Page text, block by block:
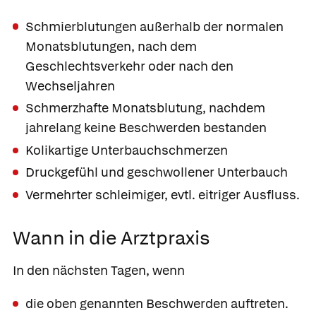
Schmierblutungen außerhalb der normalen
Monatsblutungen, nach dem
Geschlechtsverkehr oder nach den
Wechseljahren
Schmerzhafte Monatsblutung, nachdem
jahrelang keine Beschwerden bestanden
Kolikartige Unterbauchschmerzen
Druckgefühl und geschwollener Unterbauch
Vermehrter schleimiger, evtl. eitriger Ausfluss.
Wann in die Arztpraxis
In den nächsten Tagen, wenn
die oben genannten Beschwerden auftreten.